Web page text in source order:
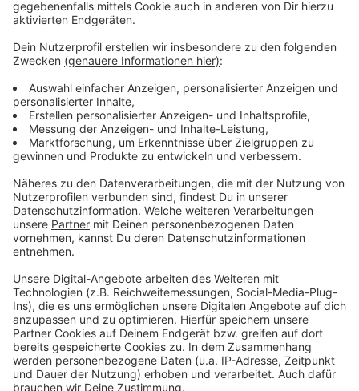
Mehr Meldungen aus Leverkusen
Leverkusen wählt das Europaparlament
Gericht: Leverkusener wegen sexuellem Missbrauchs
verurteilt
Feuerwehr bei Brand im Kreuzhof im Einsatz
Anzeige
Anzeige